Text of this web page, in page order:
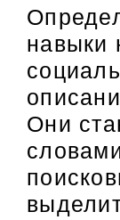
навыки
Они